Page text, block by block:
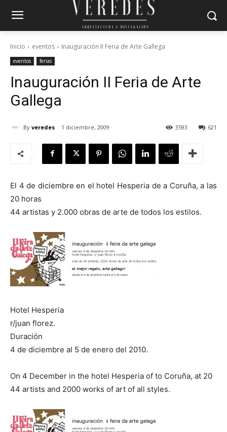
Inicio eventos Inauguración II Feria de Arte Gallega
eventos ferias
Inauguración II Feria de Arte
Gallega
By veredes 1 diciembre, 2009 621
3593
El 4 de diciembre en el hotel Hesperia de a Coruña, a las
20 horas
44 artistas y 2.000 obras de arte de todos los estilos.
Hotel Hesperia
r/juan florez.
Duración
4 de diciembre al 5 de enero del 2010.
On 4 December in the hotel Hesperia of to Coruña, at 20
44 artists and 2000 works of art of all styles.